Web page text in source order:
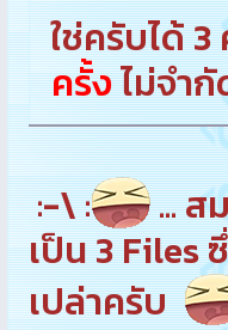
ใช่ครับได้
ครั้งไม่จำกั
:-\ :
... ส
เป็น 3 Files
เปล่าครับ